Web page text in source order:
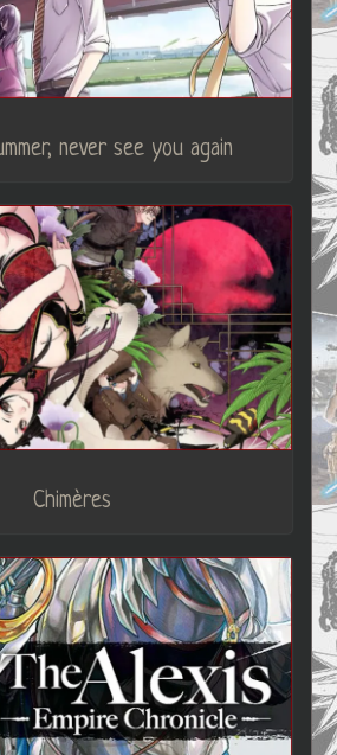
never see you again
Chimères